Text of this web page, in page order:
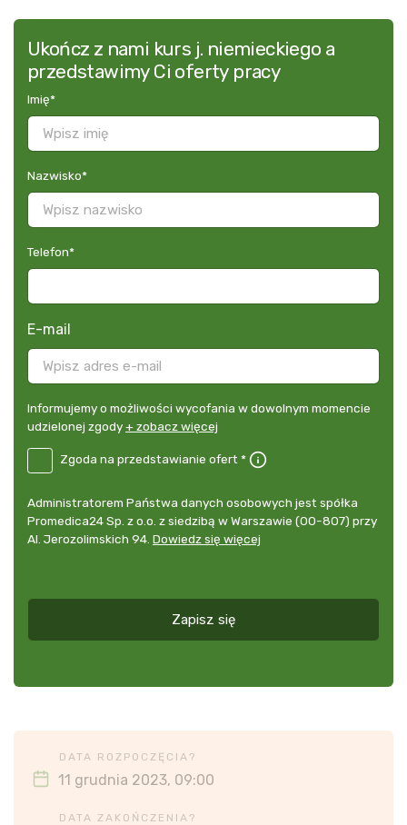
Ukończ z nami kurs j. niemieckiego a
przedstawimy Ci oferty pracy
Imię*
Nazwisko*
Telefon*
E-mail
Informujemy
o
wycofania
dowolnym
momencie
udzielonej
Informujemy o możliwości wycofania w dowolnym momencie
udzielonej zgody+ zobacz więcej
DE
przedstawianie
Zgoda na przedstawianie ofert *
Administrator
danych
osobowych
Administratorem Państwa danych osobowych jest spółka
Promedica24 Sp. z o.o. z siedzibą w Warszawie (00-807) przy
Al. Jerozolimskich 94. Dowiedz się więcej
Zapisz się
DATA ROZPOCZĘCIA?
11 grudnia 2023, 09:00
DATA ZAKOŃCZENIA?